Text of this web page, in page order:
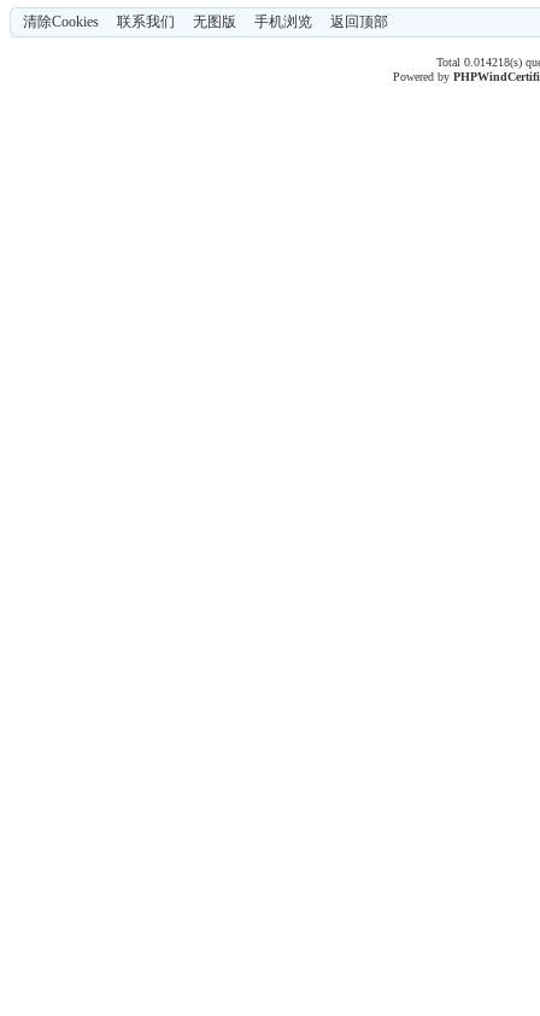
清除Cookies 联系我们 无图版 手机浏览 返回顶部
Total 0.014218(s)
Powered byPHPWind